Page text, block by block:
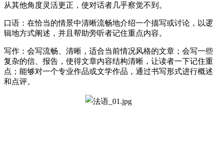
从其他角度灵活更正，使对话者几乎察觉不到。
口语：在恰当的情景中清晰流畅地介绍一个描写或讨论，以逻
辑地方式阐述，并且帮助旁听者记住重点内容。
写作：会写流畅、清晰，适合当前情况风格的文章；会写一些
复杂的信、报告，使得文章内容结构清晰，让读者一下记住重
点；能够对一个专业作品或文学作品，通过书写形式进行概述
和点评。